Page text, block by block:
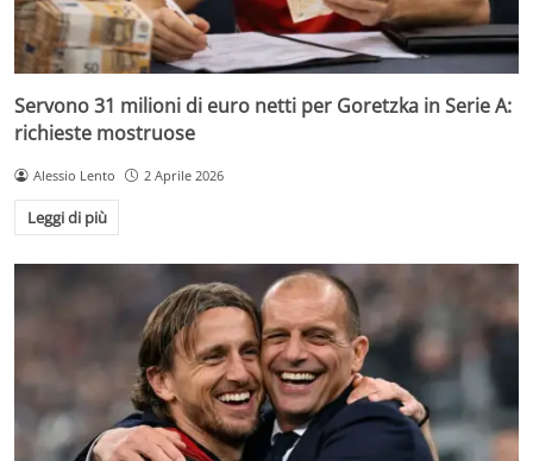
Servono 31 milioni di euro netti per Goretzka in Serie A:
richieste mostruose
Alessio Lento 2 Aprile 2026
Leggi di più